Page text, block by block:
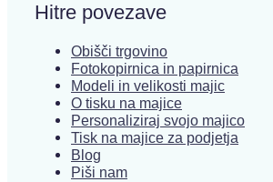
Hitre povezave
Obišči trgovino
Fotokopirnica in papirnica
Modeli in velikosti majic
O tisku na majice
Personaliziraj svojo majico
Tisk na majice za podjetja
Blog
Piši nam